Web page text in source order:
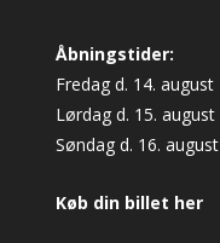
Åbningstider:
Fredag d. 14. august
Lørdag d. 15. august
Søndag d. 16. august
Køb din billet her